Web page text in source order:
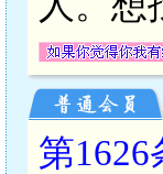
第1626